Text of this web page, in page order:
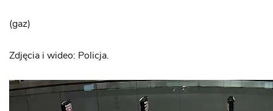
(gaz)
Zdjęcia i wideo: Policja.